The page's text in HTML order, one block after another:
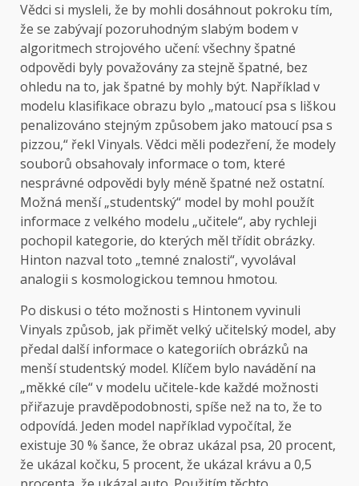
Vědci si mysleli, že by mohli dosáhnout pokroku tím,
že se zabývají pozoruhodným slabým bodem v
algoritmech strojového učení: všechny špatné
odpovědi byly považovány za stejně špatné, bez
ohledu na to, jak špatné by mohly být. Například v
modelu klasifikace obrazu bylo „matoucí psa s liškou
penalizováno stejným způsobem jako matoucí psa s
pizzou,“ řekl Vinyals. Vědci měli podezření, že modely
souborů obsahovaly informace o tom, které
nesprávné odpovědi byly méně špatné než ostatní.
Možná menší „studentský“ model by mohl použít
informace z velkého modelu „učitele“, aby rychleji
pochopil kategorie, do kterých měl třídit obrázky.
Hinton nazval toto „temné znalosti“, vyvolával
analogii s kosmologickou temnou hmotou.
Po diskusi o této možnosti s Hintonem vyvinuli
Vinyals způsob, jak přimět velký učitelský model, aby
předal další informace o kategoriích obrázků na
menší studentský model. Klíčem bylo navádění na
„měkké cíle“ v modelu učitele-kde každé možnosti
přiřazuje pravděpodobnosti, spíše než na to, že to
odpovídá. Jeden model například vypočítal, že
existuje 30 % šance, že obraz ukázal psa, 20 procent,
že ukázal kočku, 5 procent, že ukázal krávu a 0,5